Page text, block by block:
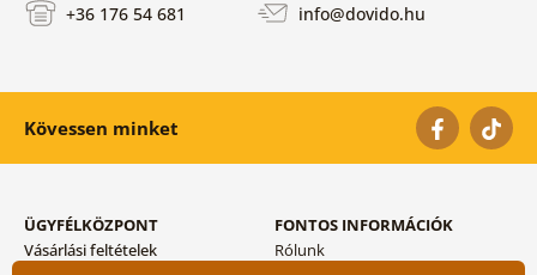
+36 176 54 681 info@dovido.hu
Kövessen minket
ÜGYFÉLKÖZPONT
Vásárlási feltételek
FONTOS INFORMÁCIÓK
Rólunk